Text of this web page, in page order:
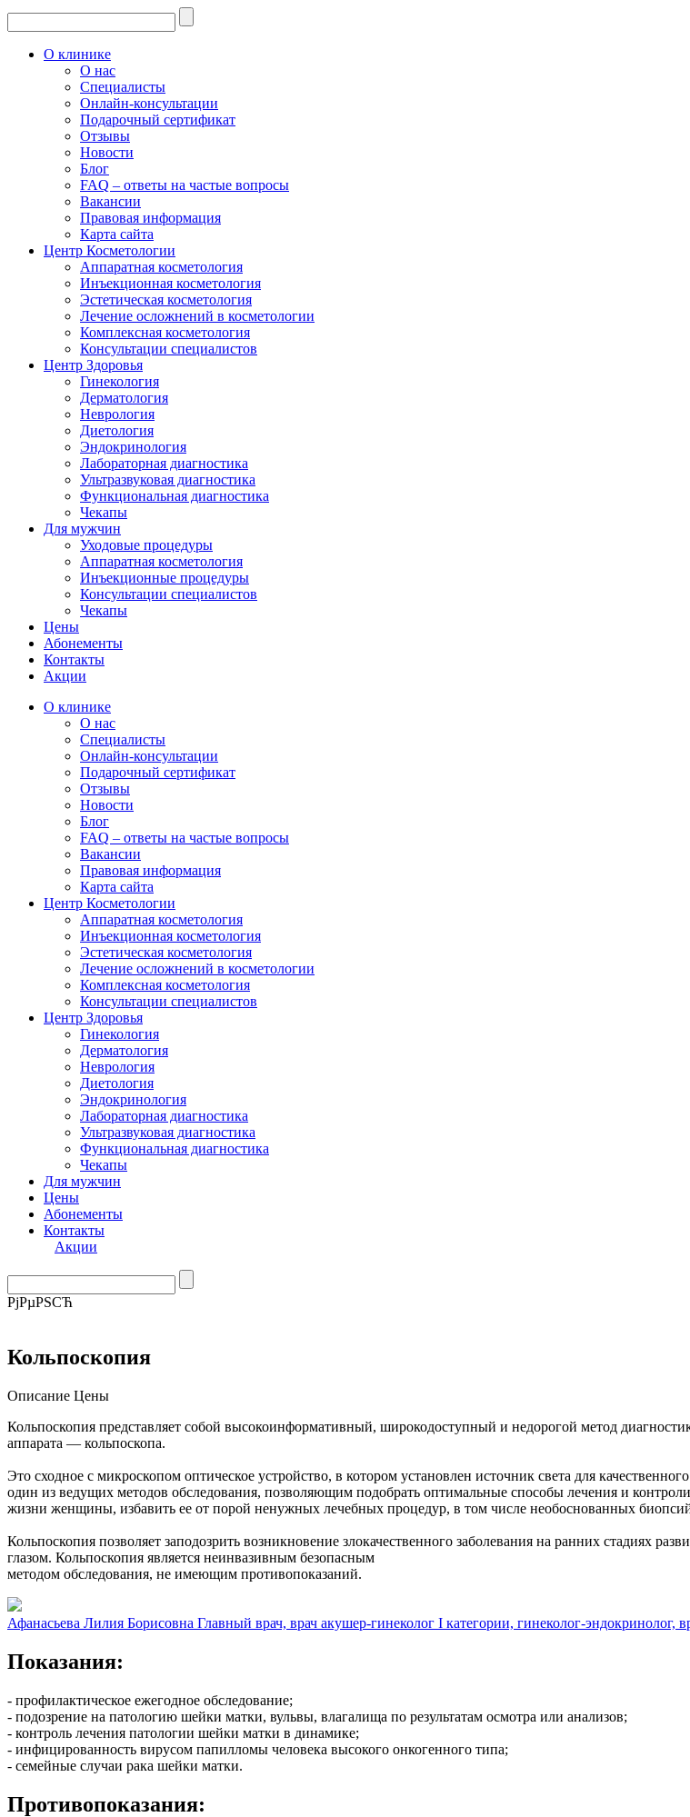
О клинике
О нас
Специалисты
Онлайн-консультации
Подарочный сертификат
Отзывы
Новости
Блог
FAQ – ответы на частые вопросы
Вакансии
Правовая информация
Карта сайта
Центр Косметологии
Аппаратная косметология
Инъекционная косметология
Эстетическая косметология
Лечение осложнений в косметологии
Комплексная косметология
Консультации специалистов
Центр Здоровья
Гинекология
Дерматология
Неврология
Диетология
Эндокринология
Лабораторная диагностика
Ультразвуковая диагностика
Функциональная диагностика
Чекапы
Для мужчин
Уходовые процедуры
Аппаратная косметология
Инъекционные процедуры
Консультации специалистов
Чекапы
Цены
Абонементы
Контакты
Акции
О клинике
О нас
Специалисты
Онлайн-консультации
Подарочный сертификат
Отзывы
Новости
Блог
FAQ – ответы на частые вопросы
Вакансии
Правовая информация
Карта сайта
Центр Косметологии
Аппаратная косметология
Инъекционная косметология
Эстетическая косметология
Лечение осложнений в косметологии
Комплексная косметология
Консультации специалистов
Центр Здоровья
Гинекология
Дерматология
Неврология
Диетология
Эндокринология
Лабораторная диагностика
Ультразвуковая диагностика
Функциональная диагностика
Чекапы
Для мужчин
Цены
Абонементы
Контакты
Акции
РјРµРЅСЋ
Кольпоскопия
Описание Цены
Кольпоскопия представляет собой высокоинформативный, широкодоступный и недорогой метод
аппарата — кольпоскопа.
Это сходное с микроскопом оптическое устройство, в котором установлен источник света для
один из ведущих методов обследования, позволяющим подобрать оптимальные способы лечения и
жизни женщины, избавить ее от порой ненужных лечебных процедур, в том числе необоснованных
Кольпоскопия позволяет заподозрить возникновение злокачественного заболевания на ранних стадиях
глазом. Кольпоскопия является неинвазивным безопасным
методом обследования, не имеющим противопоказаний.
Афанасьева Лилия Борисовна Главный врач, врач акушер-гинеколог I категории, гинеколог-эндокринолог,
Показания:
- профилактическое ежегодное обследование;
- подозрение на патологию шейки матки, вульвы, влагалища по результатам осмотра или анализов;
- контроль лечения патологии шейки матки в динамике;
- инфицированность вирусом папилломы человека высокого онкогенного типа;
- семейные случаи рака шейки матки.
Противопоказания: